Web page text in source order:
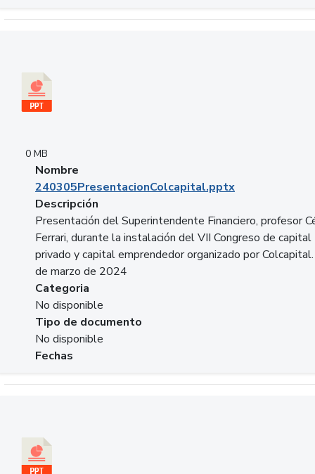
0 MB
Nombre
240305PresentacionColcapital.pptx
Descripción
Presentación del Superintendente Financiero, profesor
Ferrari, durante la instalación del VII Congreso de capital
privado y capital emprendedor organizado por
de marzo de 2024
Categoria
No disponible
Tipo de documento
No disponible
Fechas